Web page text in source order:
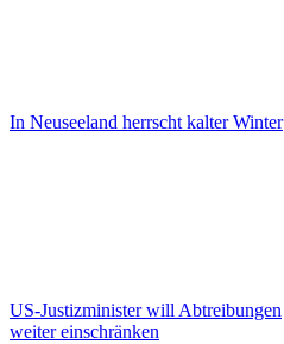
In Neuseeland herrscht kalter Winter
US-Justizminister will Abtreibungen
weiter einschränken